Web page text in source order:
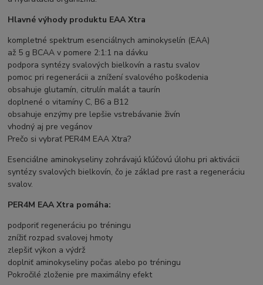
Hlavné výhody produktu EAA Xtra
kompletné spektrum esenciálnych aminokyselín (EAA)
až 5 g BCAA v pomere 2:1:1 na dávku
podpora syntézy svalových bielkovín a rastu svalov
pomoc pri regenerácii a znížení svalového poškodenia
obsahuje glutamín, citrulín malát a taurín
doplnené o vitamíny C, B6 a B12
obsahuje enzýmy pre lepšie vstrebávanie živín
vhodný aj pre vegánov
Prečo si vybrať PER4M EAA Xtra?
Esenciálne aminokyseliny zohrávajú kľúčovú úlohu pri aktivácii
syntézy svalových bielkovín, čo je základ pre rast a regeneráciu
svalov.
PER4M EAA Xtra pomáha:
podporiť regeneráciu po tréningu
znížiť rozpad svalovej hmoty
zlepšiť výkon a výdrž
doplniť aminokyseliny počas alebo po tréningu
Pokročilé zloženie pre maximálny efekt